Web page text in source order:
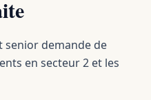
senior demande de
en secteur 2 et les